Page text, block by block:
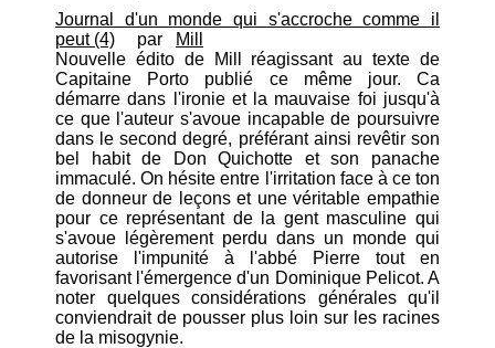
Journal d'un monde qui s'accroche comme il
peut (4) par
Mill
Nouvelle édito de Mill réagissant au texte de
Capitaine Porto publié ce même jour. Ca
démarre dans l'ironie et la mauvaise foi jusqu'à
ce que l'auteur s'avoue incapable de poursuivre
dans le second degré, préférant ainsi revêtir son
bel habit de Don Quichotte et son panache
immaculé. On hésite entre l'irritation face à ce ton
de donneur de leçons et une véritable empathie
pour ce représentant de la gent masculine qui
s'avoue légèrement perdu dans un monde qui
autorise l'impunité à l'abbé Pierre tout en
favorisant l'émergence d'un Dominique Pelicot. A
noter quelques considérations générales qu'il
conviendrait de pousser plus loin sur les racines
de la misogynie.